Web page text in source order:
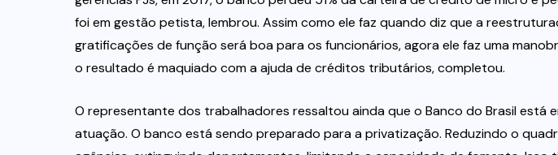
foi em gestão petista, lembrou. Assim como ele faz quando diz que a
gratificações de função será boa para os funcionários, agora ele faz uma
o resultado é maquiado com a ajuda de créditos tributários, completou.
O representante dos trabalhadores ressaltou ainda que o Banco do Brasil está
atuação. O banco está sendo preparado para a privatização. Reduzindo o